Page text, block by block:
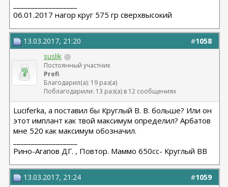
06.01.2017 нагор круг 575 гр сверхвысокий
#1058
13.03.2017, 21:20
suslik
Постоянный участник
Profi
Благодарил(а): 19 раз(а)
Поблагодарили: 13 раз(а) в 12 сообщениях
Luciferka, а поставил бы Круглый В. В. больше? Или он
этот имплант как твой максимум определил? Арбатов
мне 520 как максимум обозначил.
Рино-Агапов ДГ. , Повтор. Маммо 650сс- Круглый ВВ
#1059
13.03.2017, 21:24